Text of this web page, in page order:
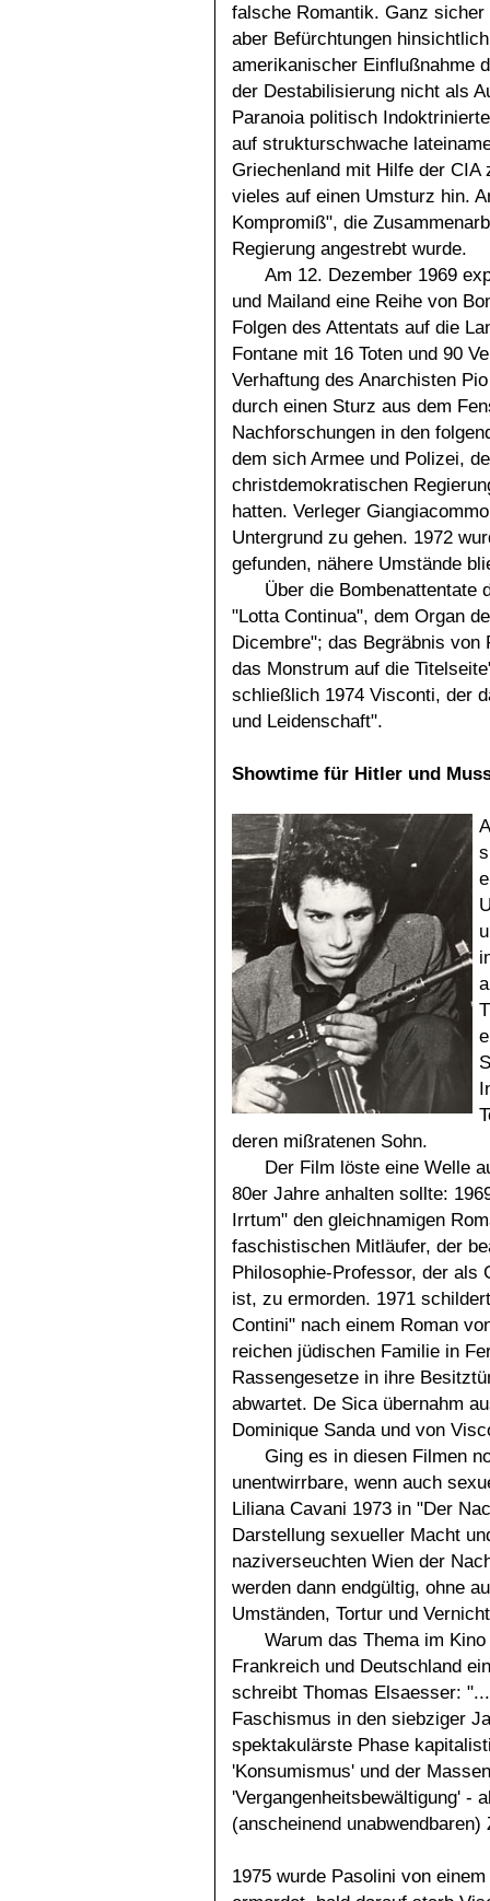
falsche Romantik. Ganz
aber Befürchtungen hinsichtlich
amerikanischer Einflußnahme
der Destabilisierung nicht als
Paranoia politisch
auf strukturschwache
Griechenland mit Hilfe der
vieles auf einen Umsturz hin.
Kompromiß", die
Regierung angestrebt wurde.
Am 12. Dezember 1969
und Mailand eine Reihe von
Folgen des Attentats auf die
Fontane mit 16 Toten und 90
Verhaftung des Anarchisten
durch einen Sturz aus dem
Nachforschungen in den
dem sich Armee und Polizei,
christdemokratischen
hatten. Verleger
Untergrund zu gehen. 1972
gefunden, nähere Umstände
Über die Bombenattentate
"Lotta Continua", dem Organ
Dicembre"; das Begräbnis
das Monstrum auf die
schließlich 1974 Visconti, der
und Leidenschaft".
Showtime für Hitler und
deren mißratenen Sohn.
Der Film löste eine Welle
80er Jahre anhalten sollte:
Irrtum" den gleichnamigen
faschistischen Mitläufer, der
Philosophie-Professor, der als
ist, zu ermorden. 1971
Contini" nach einem Roman
reichen jüdischen Familie in
Rassengesetze in ihre
abwartet. De Sica übernahm
Dominique Sanda und von
Ging es in diesen Filmen
unentwirrbare, wenn auch
Liliana Cavani 1973 in "Der
Darstellung sexueller Macht
naziverseuchten Wien der
werden dann endgültig, ohne
Umständen, Tortur und
Warum das Thema im
Frankreich und Deutschland
schreibt Thomas Elsaesser:
Faschismus in den siebziger
spektakulärste Phase
'Konsumismus' und der
'Vergangenheitsbewältigung' -
(anscheinend unabwendbaren)
1975 wurde Pasolini von